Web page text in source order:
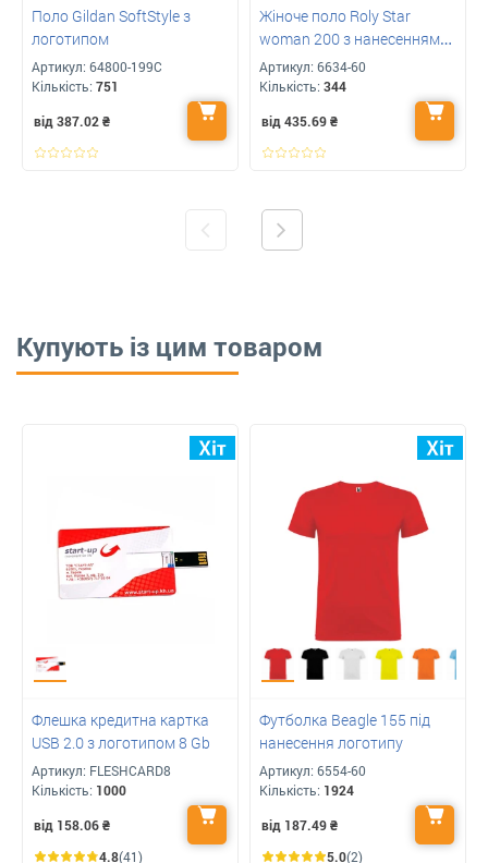
Поло Gildan SoftStyle з
логотипом
Артикул: 64800-199C
Кількість: 751
від 387.02₴
Жіноче поло Roly Star
woman 200 з нанесенням
логотип
Артикул: 6634-60
Кількість: 344
від 435.69₴
Купують із цим товаром
Флешка кредитна картка
USB 2.0 з логотипом 8 Gb
Артикул: FLESHCARD8
Кількість: 1000
від 158.06₴
4.8(41)
Футболка Beagle 155 під
нанесення логотипу
Артикул: 6554-60
Кількість: 1924
від 187.49₴
5.0(2)